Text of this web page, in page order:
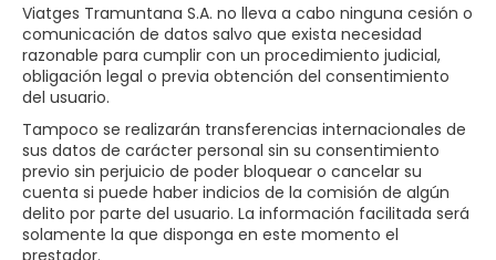
Viatges Tramuntana S.A.​​ no lleva a cabo ninguna cesión o
comunicación de datos salvo que exista necesidad
razonable para cumplir con un procedimiento judicial,
obligación legal o previa obtención del consentimiento
del usuario.
Tampoco se realizarán transferencias internacionales de
sus datos de carácter personal sin su consentimiento
previo sin perjuicio de poder bloquear o cancelar su
cuenta si puede haber indicios de la comisión de algún
delito por parte del usuario. La información facilitada será
solamente la que disponga en este momento el
prestador.